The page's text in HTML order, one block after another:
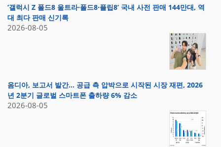
‘갤럭시 Z 폴드8 울트라·폴드8·플립8’ 국내 사전 판매 144만대, 역
대 최다 판매 신기록
2026-08-05
옴디아, 보고서 발간… 공급 측 압박으로 시작된 시장 재편, 2026
년 2분기 글로벌 스마트폰 출하량 6% 감소
2026-08-05